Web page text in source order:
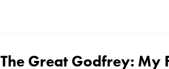
The Great Godfrey: My